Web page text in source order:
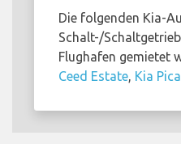
Die folgenden Kia-
Schalt-/
Flughafen gemietet
Ceed Estate Kia